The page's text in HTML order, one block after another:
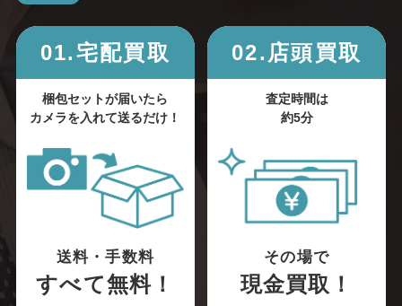
01.宅配買取
梱包セットが届いたら
カメラを入れて送るだけ！
送料・手数料
すべて無料！
02.店頭買取
査定時間は
約5分
その場で
現金買取！